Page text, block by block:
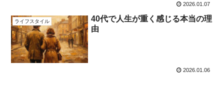
2026.01.07
ライフスタイル
40代で人生が重く感じる本当の理
由
2026.01.06